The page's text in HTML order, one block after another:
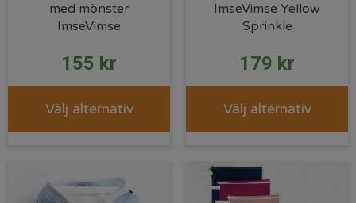
med mönster
ImseVimse
155 kr
Välj alternativ
ImseVimse Yellow
Sprinkle
179 kr
Välj alternativ